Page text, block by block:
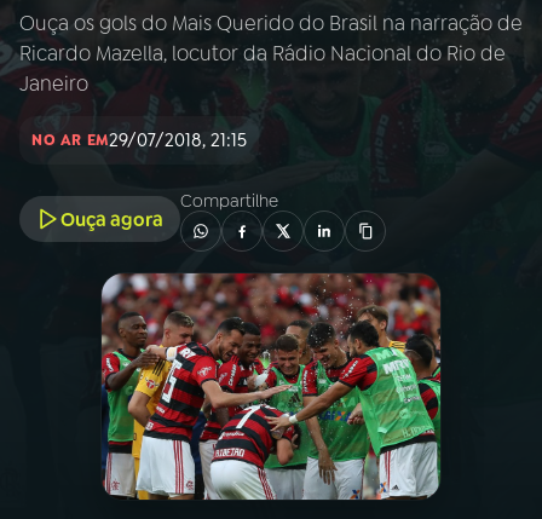
AO VIVO
INÍCIO
PROGRAMAS
PODCASTS
VIDEOCASTS
Ouça os gols do Mais Querido do Brasil na narração de
Ricardo Mazella, locutor da Rádio Nacional do Rio de
Janeiro
NO AR EM29/07/2018, 21:15
Ouça agora
Compartilhe